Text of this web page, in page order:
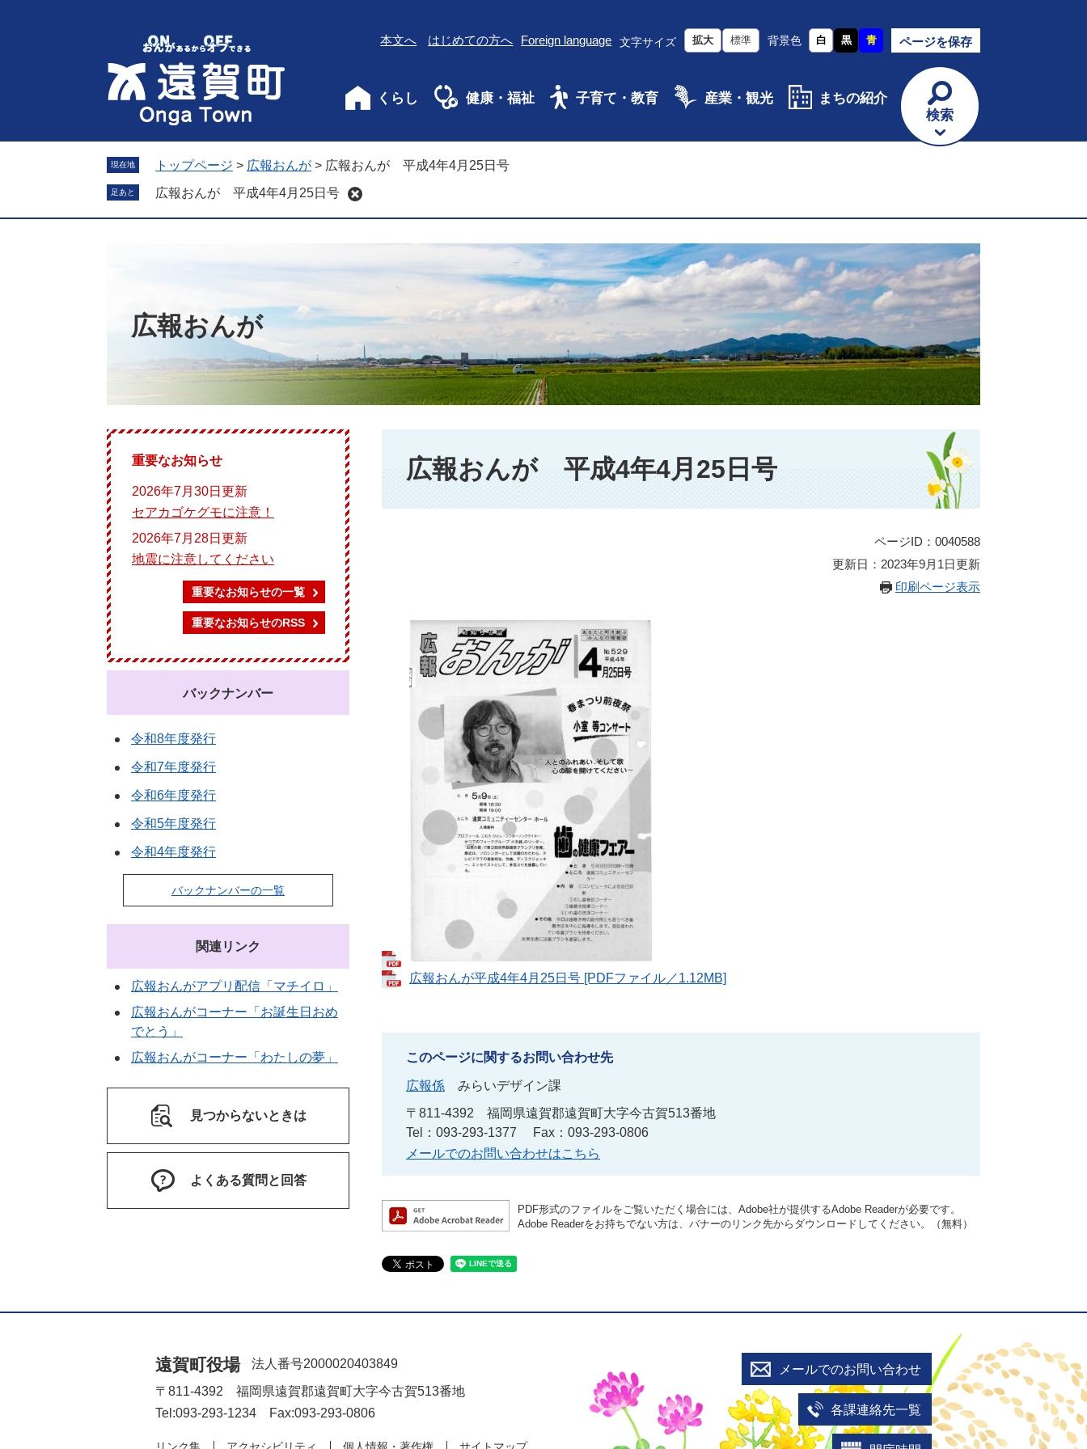
す
し
へ
本文へ はじめての方へ Foreign language 文字サイズ 拡大 標準 背景色 白 黒 青 ページを保存
くらし 健康・福祉 子育て・教育 産業・観光
まちの紹介
検索
現在地 トップページ > 広報おんが > 広報おんが 平成4年4月25日号
足あと 広報おんが 平成4年4月25日号
広報おんが
広報おんが 平成4年4月25日号
ページID：0040588
更新日：2023年9月1日更新
印刷ページ表示
広報おんが平成4年4月25日号 [PDFファイル／1.12MB]
このページに関するお問い合わせ先
広報係
みらいデザイン課
〒811-4392
福岡県遠賀郡遠賀町大字今古賀513番地
Tel：093-293-1377
Fax：093-293-0806
メールでのお問い合わせはこちら
PDF形式のファイルをご覧いただく場合には、Adobe社が提供するAdobe Readerが必要です。
Adobe Readerをお持ちでない方は、バナーのリンク先からダウンロードしてください。（無料）
重要なお知らせ
2026年7月30日更新
セアカゴケグモに注意！
2026年7月28日更新
地震に注意してください
重要なお知らせの一覧
重要なお知らせのRSS
バックナンバー
令和8年度発行
令和7年度発行
令和6年度発行
令和5年度発行
令和4年度発行
バックナンバーの一覧
関連リンク
広報おんがアプリ配信「マチイロ」
広報おんがコーナー「お誕生日おめ
でとう」
広報おんがコーナー「わたしの夢」
見つからないときは
よくある質問と回答
遠賀町役場
法人番号2000020403849
〒811-4392 福岡県遠賀郡遠賀町大字今古賀513番地
Tel:093-293-1234 Fax:093-293-0806
リンク集 アクセシビリティ 個人情報・著作権 サイトマップ
メールでのお問い合わせ
各課連絡先一覧